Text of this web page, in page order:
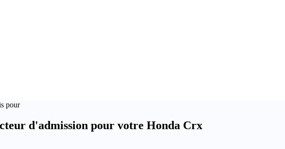
pour
d'admission pour votre Honda Crx